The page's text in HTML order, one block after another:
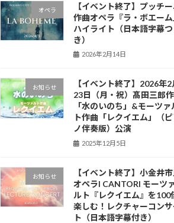
オペラ
【イベント終了】プッチ
作曲オペラ『ラ・ボエーム
ハイライト（日本語字幕つ
き）
2026年2月14日
お知らせ
【イベント終了】2026年2
23日（月・祝）髙田三郎
「水のいのち」&モーツァ
ト作曲「レクイエム」（
ノ伴奏版）公演
2025年12月5日
お知らせ
【イベント終了】小金井
オペラI CANTORI モーツ
ルト『レクイエム』を100
楽しむ！レクチャーコンサ
ト（日本語字幕付き）